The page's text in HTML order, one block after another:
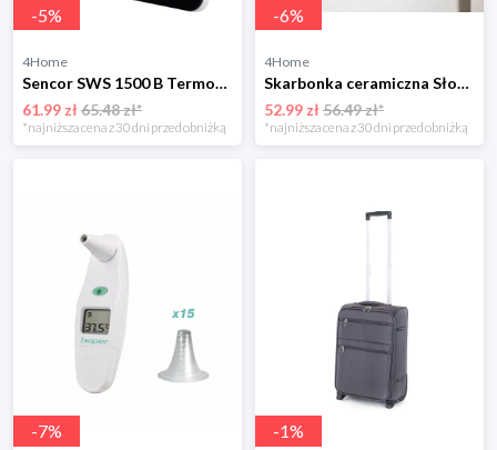
-5%
4Home
Sencor SWS 1500 B Termometr z zegarem
61.99 zł65.48 zł*
*najniższa cena z 30 dni przed obniżką
-6%
4Home
Skarbonka ceramiczna Słoń 4-Home
52.99 zł56.49 zł*
*najniższa cena z 30 dni przed obniżką
-7% -1%